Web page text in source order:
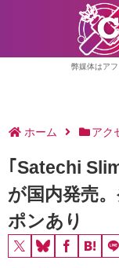
弊媒体はア
ホーム アク
｢Satechi
が国内発売
ポンあり